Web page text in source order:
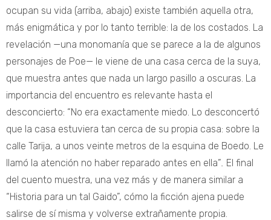
ocupan su vida (arriba, abajo) existe también aquella otra,
más enigmática y por lo tanto terrible: la de los costados. La
revelación —una monomanía que se parece a la de algunos
personajes de Poe— le viene de una casa cerca de la suya,
que muestra antes que nada un largo pasillo a oscuras. La
importancia del encuentro es relevante hasta el
desconcierto: “No era exactamente miedo. Lo desconcertó
que la casa estuviera tan cerca de su propia casa: sobre la
calle Tarija, a unos veinte metros de la esquina de Boedo. Le
llamó la atención no haber reparado antes en ella”. El final
del cuento muestra, una vez más y de manera similar a
“Historia para un tal Gaido”, cómo la ficción ajena puede
salirse de sí misma y volverse extrañamente propia.